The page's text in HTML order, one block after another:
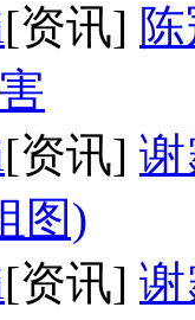
[资讯]
[资讯]
图)
[资讯]